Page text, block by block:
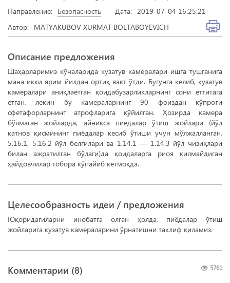
Направление: Безопасность Дата: 2019-07-04 16:25:21
Автор: MATYAKUBOV XURMAT BOLTABOYEVICH
Описание предложения
Шаҳарларимиз кўчаларида кузатув камералари ишга тушганига
мана икки ярим йилдан ортиқ вақт ўтди. Бугунга келиб, кузатув
камералари аниқлаётган қоидабузарликларнинг сони еттитага
етган, лекин бу камераларнинг 90 фоиздан кўпроғи
сфетафорларнинг атрофларига қўйилган. Ҳозирда камера
бўлмаган жойларда, айниқса пиёдалар ўтиш жойлари (йўл
қатнов қисмининг пиёдалар кесиб ўтиши учун мўлжалланган,
5.16.1, 5.16.2 йўл белгилари ва 1.14.1 — 1.14.3 йўл чизиқлари
билан ажратилган бўлаги)да қоидаларга риоя қилмайдиган
ҳайдовчилар тобора кўпайиб кетмоқда.
Целесообразность идеи / предложения
Юқоридагиларни инобатга олган ҳолда, пиёдалар ўтиш
жойларига кузатув камераларини ўрнатишни таклиф қиламиз.
5761
Комментарии (8)